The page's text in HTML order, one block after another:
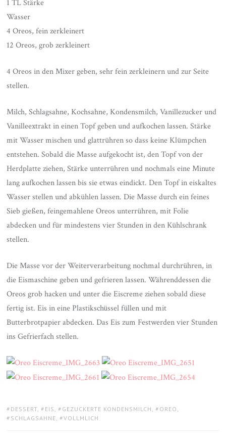
1 TL Stärke
Wasser
4 Oreos, fein zerkleinert
12 Oreos, grob zerkleinert
4 Oreos in den Mixer geben, sehr fein zerkleinern und zur Seite
stellen.
Milch, Schlagsahne, Kochsahne, Kondensmilch, Vanillezucker und
Vanilleextrakt in einen Topf geben und aufkochen lassen. Stärke
mit Wasser mischen und glattrühren so dass keine Klümpchen
entstehen. Sobald die Masse aufgekocht ist, den Topf von der
Herdplatte ziehen, Stärke unterrühren und nochmals eine Minute
lang aufkochen lassen bis sie etwas eindickt. Den Topf in eiskaltes
Wasser stellen und abkühlen lassen. Die Masse durch ein feines
Sieb gießen, feingemahlene Oreos unterrühren, mit Folie
abdecken und für mindestens vier Stunden in den Kühlschrank
stellen.
Die Masse vor der Weiterverarbeitung nochmal durchrühren, in
die Eismaschine geben und gefrieren lassen. Währenddessen die
Oreos grob hacken und unter die Eiscreme ziehen sobald diese
fertig ist. Eis in eine Plastikschüssel füllen und mit
Butterbrotpapier abdecken. Das Eis zum Festwerden vier Stunden
ins Gefrierfach stellen.
TAGS:
DESSERT , EIS , GEZUCKERTE KONDENSMILCH , OREO
SCHLAGSAHNE , VOLLMLICH